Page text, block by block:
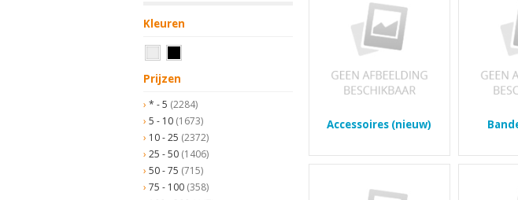
Kleuren
Prijzen
* - 5 (2284)
5 - 10 (1673)
10 - 25 (2372)
25 - 50 (1406)
50 - 75 (715)
75 - 100 (358)
Accessoires (nieuw)